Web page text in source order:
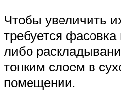
Чтобы увеличить
требуется фасовка
либо
тонким слоем в
помещении.